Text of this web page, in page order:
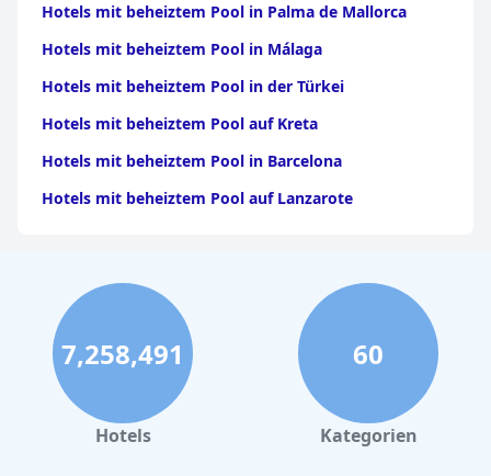
Hotels mit beheiztem Pool in Palma de Mallorca
Hotels mit beheiztem Pool in Málaga
Hotels mit beheiztem Pool in der Türkei
Hotels mit beheiztem Pool auf Kreta
Hotels mit beheiztem Pool in Barcelona
Hotels mit beheiztem Pool auf Lanzarote
7,258,491
Hotels
60
Kategorien